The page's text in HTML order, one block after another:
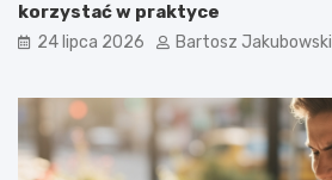
korzystać w praktyce
24 lipca 2026 Bartosz Jakubowski